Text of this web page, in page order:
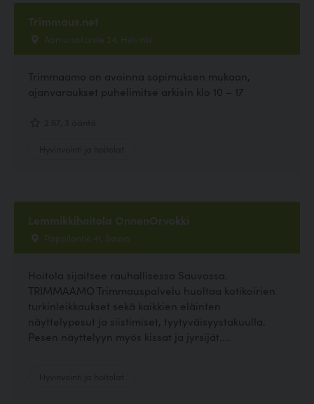
Trimmaus.net
Aamuruskontie 24, Helsinki
Trimmaamo on avoinna sopimuksen mukaan,
ajanvaraukset puhelimitse arkisin klo 10 – 17
Lemmikkihoitola OnnenOrvokki
Pappilantie 41, Sauvo
Hoitola sijaitsee rauhallisessa Sauvossa.
TRIMMAAMO Trimmauspalvelu huoltaa kotikoirien
turkinleikkaukset sekä kaikkien eläinten
näyttelypesut ja siistimiset, tyytyväisyystakuulla.
Pesen näyttelyyn myös kissat ja jyrsijät....